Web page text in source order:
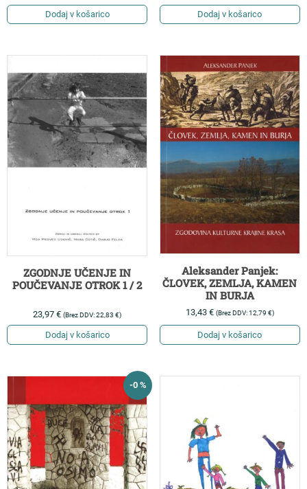
Dodaj v košarico Dodaj v košarico
ZGODNJE UČENJE IN
POUČEVANJE OTROK 1 / 2
23,97€ (Brez DDV:22,83€)
Dodaj v košarico
Aleksander Panjek:
ČLOVEK, ZEMLJA, KAMEN
IN BURJA
13,43 € (Brez DDV:12,79 €)
Dodaj v košarico
-0 %